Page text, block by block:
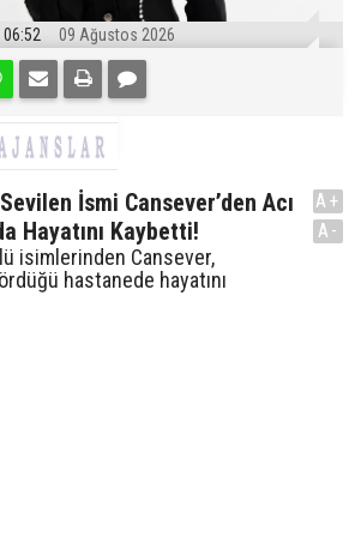
06:52 09 Ağustos 2026
İsmi Cansever’den Acı
Hayatını Kaybetti!
isimlerinden Cansever,
hastanede hayatını
A+
A-